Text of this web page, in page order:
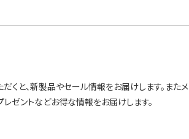
くと、新製品やセール情報をお届けします。また
ゼントなどお得な情報をお届けします。